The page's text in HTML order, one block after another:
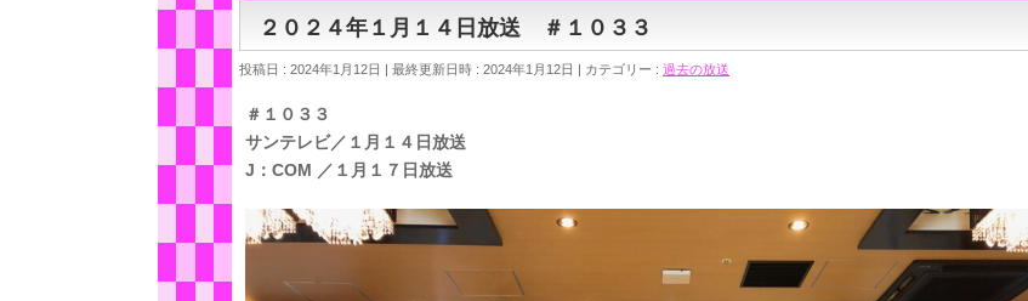
２０２４年１月１４日放送 ＃１０３３
投稿日 : 2024年1月12日 最終更新日時 : 2024年1月12日 カテゴリー : 過去の放送
＃１０３３
サンテレビ／１月１４日放送
J：COM ／１月１７日放送